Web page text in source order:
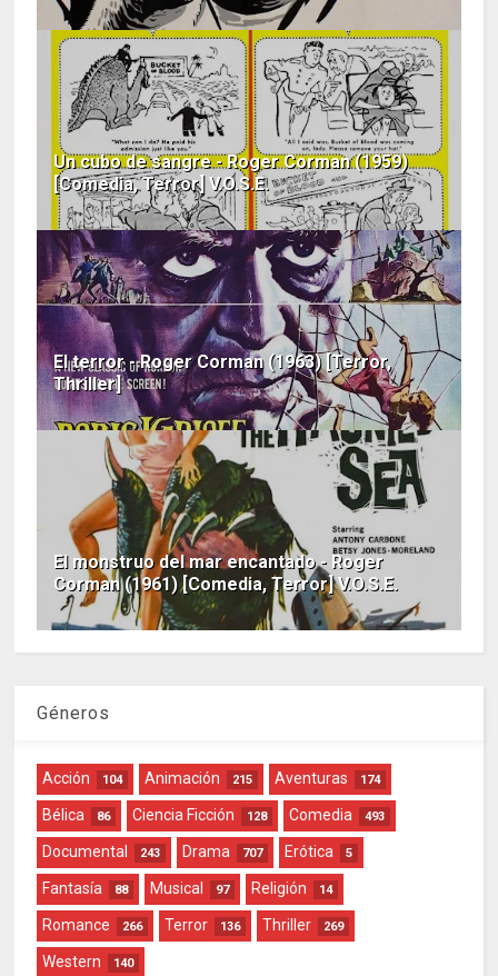
Un cubo de sangre - Roger Corman (1959)
[Comedia, Terror] V.O.S.E.
El terror - Roger Corman (1963) [Terror,
Thriller]
El monstruo del mar encantado - Roger
Corman (1961) [Comedia, Terror] V.O.S.E.
Géneros
Acción 104 Animación 215 Aventuras 174
Bélica 86 Ciencia Ficción 128 Comedia 493
Documental 243 Drama 707 Erótica 5
Fantasía 88 Musical 97 Religión 14
Romance 266 Terror 136 Thriller 269
Western 140